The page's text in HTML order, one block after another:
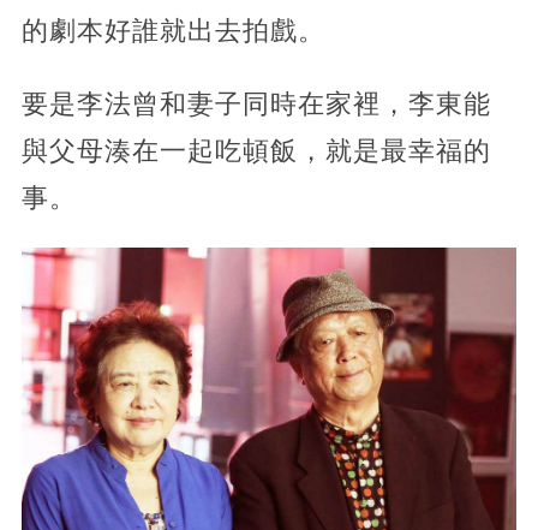
的劇本好誰就出去拍戲。
要是李法曾和妻子同時在家裡，李東能
與父母湊在一起吃頓飯，就是最幸福的
事。